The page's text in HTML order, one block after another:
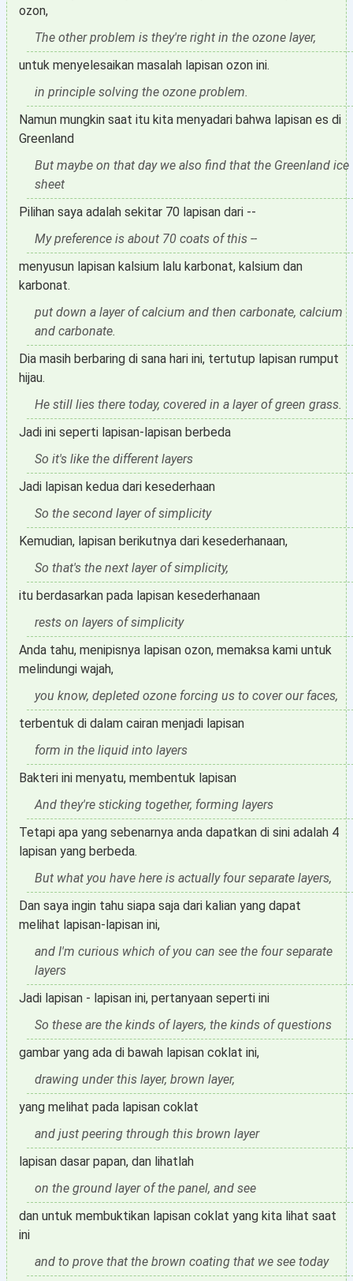
ozon,
The other problem is they're right in the ozone layer,
untuk menyelesaikan masalah lapisan ozon ini.
in principle solving the ozone problem.
Namun mungkin saat itu kita menyadari bahwa lapisan es di
Greenland
But maybe on that day we also find that the Greenland ice
sheet
Pilihan saya adalah sekitar 70 lapisan dari --
My preference is about 70 coats of this --
menyusun lapisan kalsium lalu karbonat, kalsium dan
karbonat.
put down a layer of calcium and then carbonate, calcium
and carbonate.
Dia masih berbaring di sana hari ini, tertutup lapisan rumput
hijau.
He still lies there today, covered in a layer of green grass.
Jadi ini seperti lapisan-lapisan berbeda
So it's like the different layers
Jadi lapisan kedua dari kesederhaan
So the second layer of simplicity
Kemudian, lapisan berikutnya dari kesederhanaan,
So that's the next layer of simplicity,
itu berdasarkan pada lapisan kesederhanaan
rests on layers of simplicity
Anda tahu, menipisnya lapisan ozon, memaksa kami untuk
melindungi wajah,
you know, depleted ozone forcing us to cover our faces,
terbentuk di dalam cairan menjadi lapisan
form in the liquid into layers
Bakteri ini menyatu, membentuk lapisan
And they're sticking together, forming layers
Tetapi apa yang sebenarnya anda dapatkan di sini adalah 4
lapisan yang berbeda.
But what you have here is actually four separate layers,
Dan saya ingin tahu siapa saja dari kalian yang dapat
melihat lapisan-lapisan ini,
and I'm curious which of you can see the four separate
layers
Jadi lapisan - lapisan ini, pertanyaan seperti ini
So these are the kinds of layers, the kinds of questions
gambar yang ada di bawah lapisan coklat ini,
drawing under this layer, brown layer,
yang melihat pada lapisan coklat
and just peering through this brown layer
lapisan dasar papan, dan lihatlah
on the ground layer of the panel, and see
dan untuk membuktikan lapisan coklat yang kita lihat saat
ini
and to prove that the brown coating that we see today